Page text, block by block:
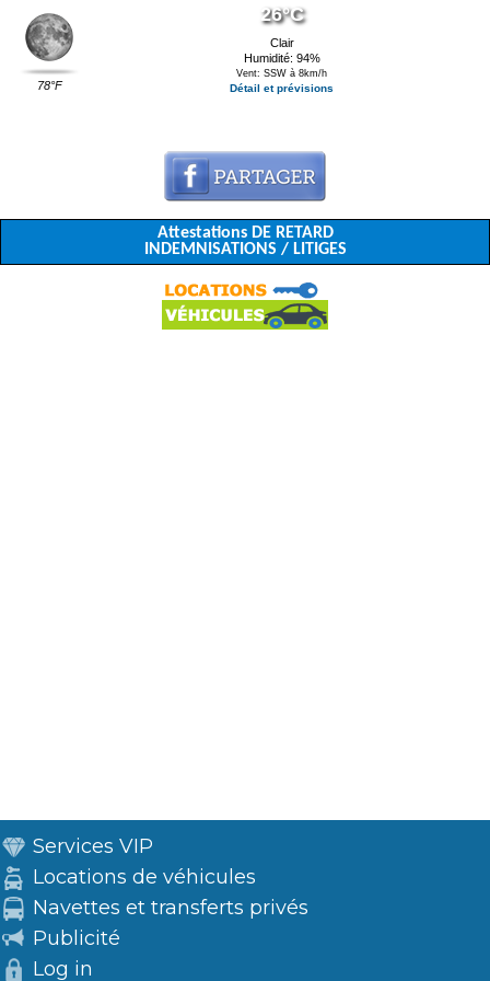
78°F
26°C
Clair
Humidité: 94%
Vent: SSW à 8km/h
Détail et prévisions
Attestations DE RETARD
INDEMNISATIONS / LITIGES
Services VIP
Locations de véhicules
Navettes et transferts privés
Publicité
Log in